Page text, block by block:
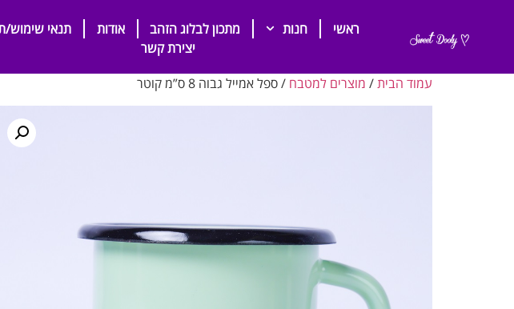
ראשי חנות מתכון לבלוג הזהב אודות
תנאי שימוש/
יצירת קשר
עמוד הבית/ מוצרים למטבח / ספל אמייל גבוה 8 ס”מ קוטר